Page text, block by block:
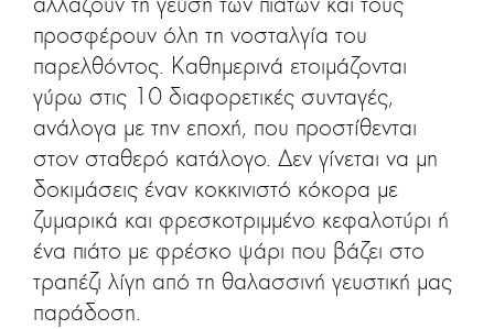
προσφέρουν όλη τη νοσταλγία του
παρελθόντος. Καθημερινά ετοιμάζονται
γύρω στις 10 διαφορετικές συνταγές,
ανάλογα με την εποχή, που προστίθενται
στον σταθερό κατάλογο. Δεν γίνεται να μη
δοκιμάσεις έναν κοκκινιστό κόκορα με
ζυμαρικά και φρεσκοτριμμένο κεφαλοτύρι ή
ένα πιάτο με φρέσκο ψάρι που βάζει στο
τραπέζι λίγη από τη θαλασσινή γευστική μας
παράδοση.